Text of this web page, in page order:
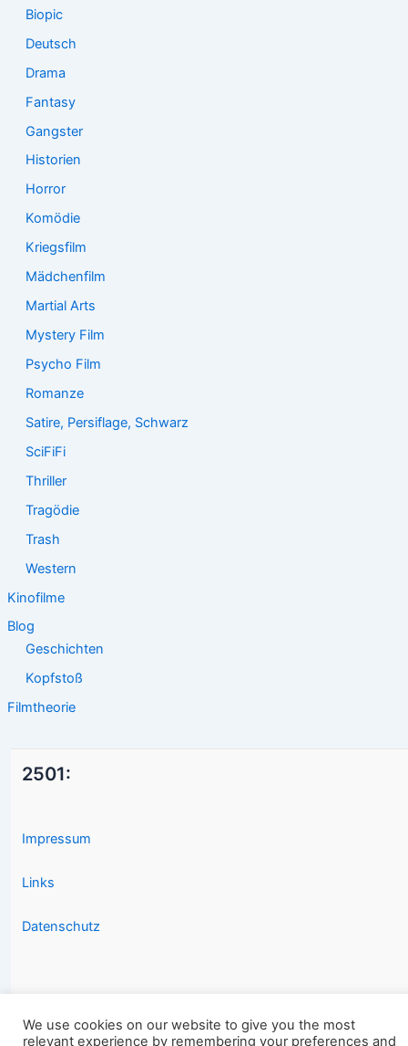
Biopic
Deutsch
Drama
Fantasy
Gangster
Historien
Horror
Komödie
Kriegsfilm
Mädchenfilm
Martial Arts
Mystery Film
Psycho Film
Romanze
Satire, Persiflage, Schwarz
SciFiFi
Thriller
Tragödie
Trash
Western
Kinofilme
Blog
Geschichten
Kopfstoß
Filmtheorie
2501:
Impressum
Links
Datenschutz
We use cookies on our website to give you the most
relevant experience by remembering your preferences and